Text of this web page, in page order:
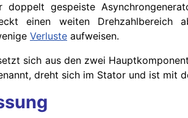
gespeiste
einen weiten
Verluste aufweisen.
sich aus den zwei
dreht sich im Stator und ist mit